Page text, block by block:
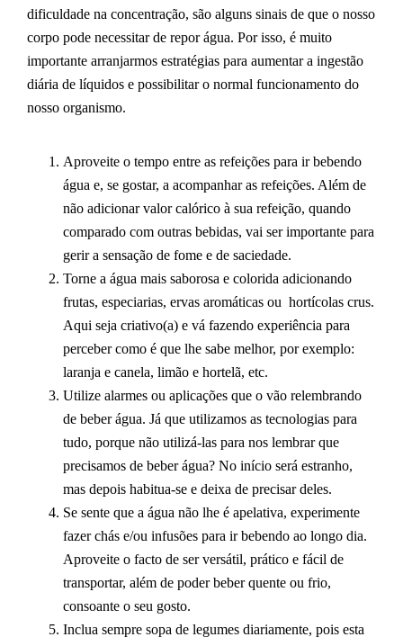
dificuldade na concentração, são alguns sinais de que o nosso
corpo pode necessitar de repor água. Por isso, é muito
importante arranjarmos estratégias para aumentar a ingestão
diária de líquidos e possibilitar o normal funcionamento do
nosso organismo.
Aproveite o tempo entre as refeições para ir bebendo
água e, se gostar, a acompanhar as refeições. Além de
não adicionar valor calórico à sua refeição, quando
comparado com outras bebidas, vai ser importante para
gerir a sensação de fome e de saciedade.
Torne a água mais saborosa e colorida adicionando
frutas, especiarias, ervas aromáticas ou hortícolas crus.
Aqui seja criativo(a) e vá fazendo experiência para
perceber como é que lhe sabe melhor, por exemplo:
laranja e canela, limão e hortelã, etc.
Utilize alarmes ou aplicações que o vão relembrando
de beber água. Já que utilizamos as tecnologias para
tudo, porque não utilizá-las para nos lembrar que
precisamos de beber água? No início será estranho,
mas depois habitua-se e deixa de precisar deles.
Se sente que a água não lhe é apelativa, experimente
fazer chás e/ou infusões para ir bebendo ao longo dia.
Aproveite o facto de ser versátil, prático e fácil de
transportar, além de poder beber quente ou frio,
consoante o seu gosto.
Inclua sempre sopa de legumes diariamente, pois esta